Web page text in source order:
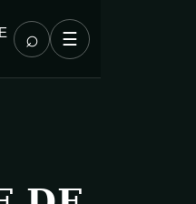
⌕ ☰